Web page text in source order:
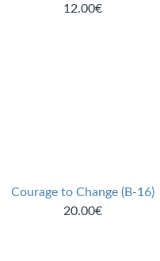
12.00€
Courage to Change (B-16)
20.00€